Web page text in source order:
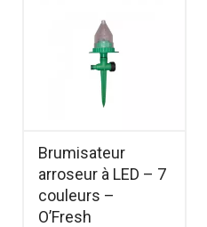
Brumisateur
arroseur à LED – 7
couleurs –
O’Fresh